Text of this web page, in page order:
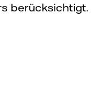
berücksichtigt.